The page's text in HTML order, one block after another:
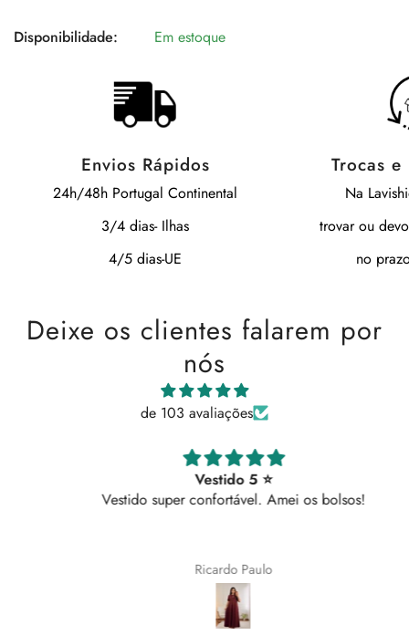
Disponibilidade: Em estoque
Envios Rápidos
24h/48h Portugal Continental
3/4 dias- Ilhas
4/5 dias-UE
Trocas
Na
trovar ou
no
Deixe os clientes falarem por
nós
de 103 avaliações
Vestido 5 ⭐
Vestido super confortável. Amei os bolsos!
Ricardo Paulo